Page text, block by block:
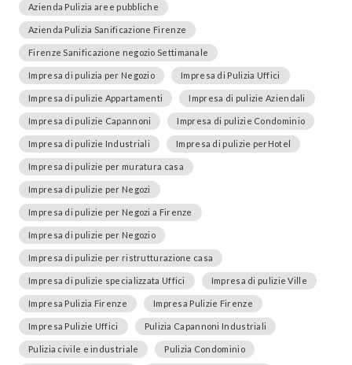
Azienda Pulizia aree pubbliche
Azienda Pulizia Sanificazione Firenze
Firenze Sanificazione negozio Settimanale
Impresa di pulizia per Negozio Impresa di Pulizia Uffici
Impresa di pulizie Appartamenti Impresa di pulizie Aziendali
Impresa di pulizie Capannoni Impresa di pulizie Condominio
Impresa di pulizie Industriali Impresa di pulizie perHotel
Impresa di pulizie per muratura casa
Impresa di pulizie per Negozi
Impresa di pulizie per Negozi a Firenze
Impresa di pulizie per Negozio
Impresa di pulizie per ristrutturazione casa
Impresa di pulizie specializzata Uffici Impresa di pulizie Ville
Impresa Pulizia Firenze Impresa Pulizie Firenze
Impresa Pulizie Uffici Pulizia Capannoni Industriali
Pulizia civile e industriale Pulizia Condominio